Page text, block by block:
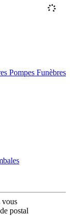
Pompes Funèbres
vous
postal